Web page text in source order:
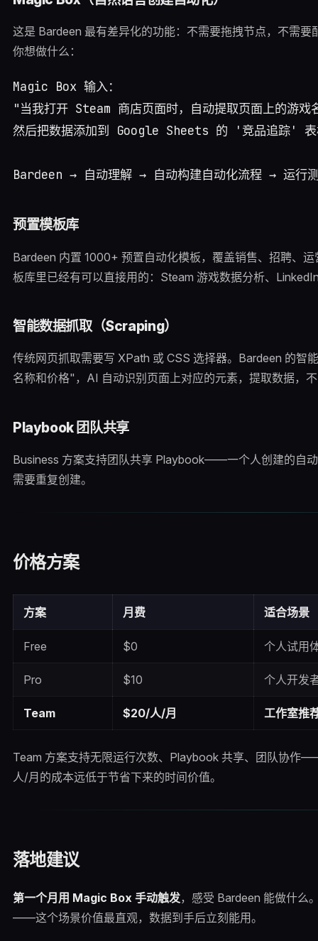
这是 Bardeen 最有差异化的功能：不需要拖拽节点，不需
你想做什么：
Magic Box 输入：
"当我打开 Steam 商店页面时，自动提取页面上的游戏
然后把数据添加到 Google Sheets 的 '竞品追踪'
预置模板库
Bardeen 内置 1000+ 预置自动化模板，覆盖销售、招聘、
板库里已经有可以直接用的：Steam 游戏数据分析、
智能数据抓取（Scraping）
传统网页抓取需要写 XPath 或 CSS 选择器。Bardeen 的智
名称和价格"，AI 自动识别页面上对应的元素，提取数据，
Playbook 团队共享
Business 方案支持团队共享 Playbook——一个人创建的自
需要重复创建。
价格方案
方案 月费 适合场景
Free $0 个人试用
Pro $10 个人开发
Team $20/人/月 工作室推
Team 方案支持无限运行次数、Playbook 共享、团队协作
人/月的成本远低于节省下来的时间价值。
落地建议
第一个月用 Magic Box 手动触发，感受 Bardeen 能做什么
——这个场景价值最直观，数据到手后立刻能用。